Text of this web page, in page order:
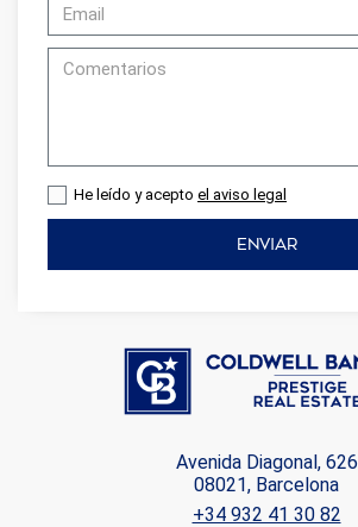
He leído y acepto el aviso legal
ENVIAR
Avenida Diagonal, 626
08021, Barcelona
+34 932 41 30 82